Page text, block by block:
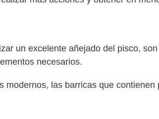
un excelente añejado del pisco,
necesarios.
modernos, las barricas que